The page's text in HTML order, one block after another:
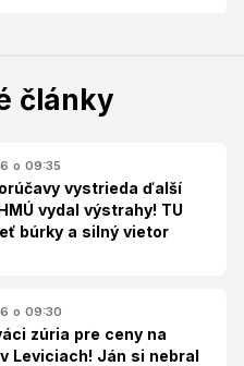
články
o 09:35
vystrieda ďalší
vydal výstrahy! TU
búrky a silný vietor
o 09:30
zúria pre ceny na
Leviciach! Ján si nebral